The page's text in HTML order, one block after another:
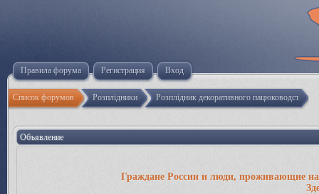
Правила форума Регистрация Вход
Список форумов Розплідники Розплідник декоративного пацюководства
Объявление
Граждане России и люди, проживающие на